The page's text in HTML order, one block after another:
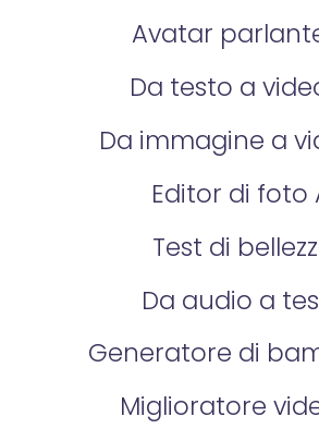
Avatar
Da testo a
Da immagine a
Editor di foto
Test di
Da audio a
Generatore di
Miglioratore